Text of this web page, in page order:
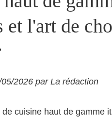
et l'art de
2026 par La rédaction
cuisine haut de gamme